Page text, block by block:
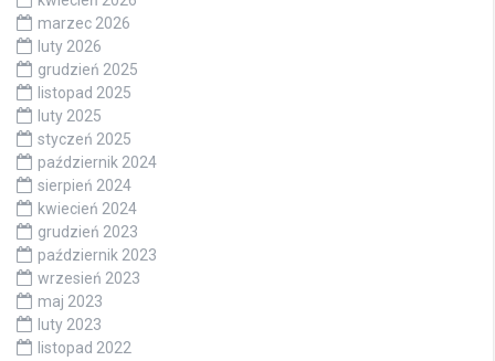
marzec 2026
luty 2026
grudzień 2025
listopad 2025
luty 2025
styczeń 2025
październik 2024
sierpień 2024
kwiecień 2024
grudzień 2023
październik 2023
wrzesień 2023
maj 2023
luty 2023
listopad 2022